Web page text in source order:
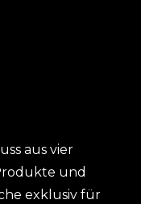
aus vier
und
exklusiv für